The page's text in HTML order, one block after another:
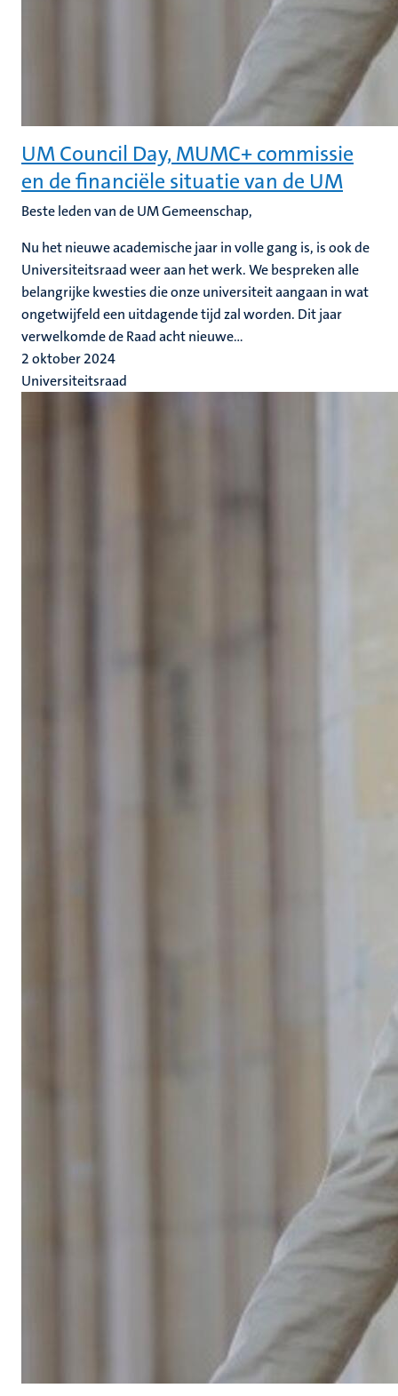
UM Council Day, MUMC+ commissie
en de financiële situatie van de UM
Beste leden van de UM Gemeenschap,
Nu het nieuwe academische jaar in volle gang is, is ook de
Universiteitsraad weer aan het werk. We bespreken alle
belangrijke kwesties die onze universiteit aangaan in wat
ongetwijfeld een uitdagende tijd zal worden. Dit jaar
verwelkomde de Raad acht nieuwe...
2 oktober 2024
Universiteitsraad